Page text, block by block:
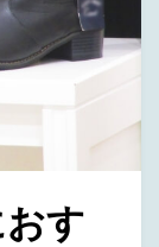
おす